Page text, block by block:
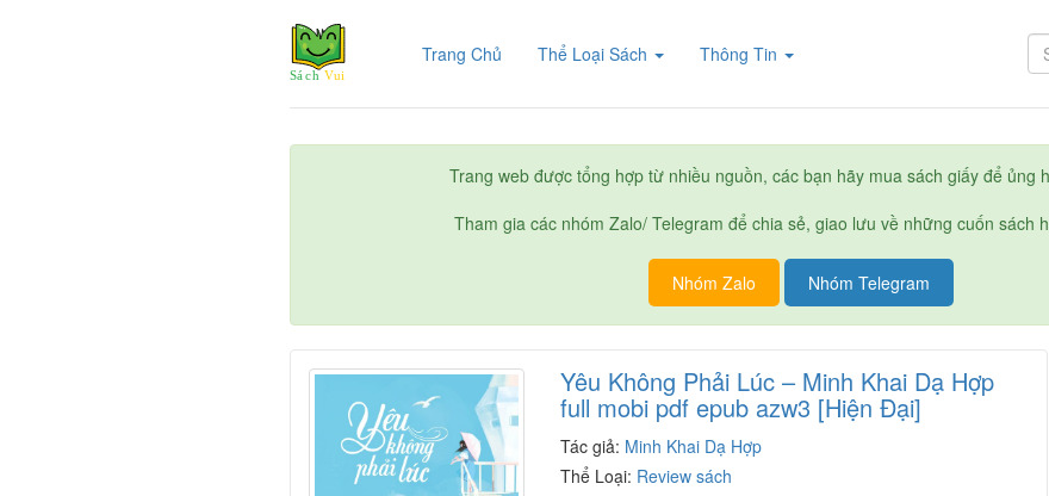
Trang Chủ (current)Thể Loại Sách Thông Tin
Trang web được tổng hợp từ nhiều nguồn, các bạn hãy mua sách giấy để ủng
Tham gia các nhóm Zalo/ Telegram để chia sẻ, giao lưu về những cuốn sách
Nhóm Zalo Nhóm Telegram
Yêu Không Phải Lúc – Minh Khai Dạ Hợp
full mobi pdf epub azw3 [Hiện Đại]
Tác giả: Minh Khai Dạ Hợp
Thể Loại: Review sách